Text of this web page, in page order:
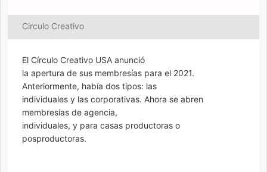
Circulo Creativo
El Círculo Creativo USA anunció
la apertura de sus membresías para el 2021.
Anteriormente, había dos tipos: las
individuales y las corporativas. Ahora se abren
membresías de agencia,
individuales, y para casas productoras o
posproductoras.